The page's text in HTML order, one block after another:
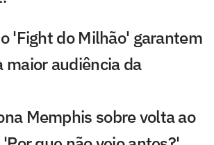
'Fight do Milhão' garantem
maior audiência da
Memphis sobre volta ao